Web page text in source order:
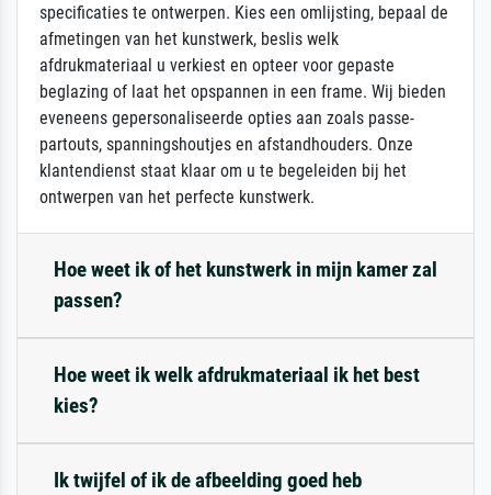
specificaties te ontwerpen. Kies een omlijsting, bepaal de
afmetingen van het kunstwerk, beslis welk
afdrukmateriaal u verkiest en opteer voor gepaste
beglazing of laat het opspannen in een frame. Wij bieden
eveneens gepersonaliseerde opties aan zoals passe-
partouts, spanningshoutjes en afstandhouders. Onze
klantendienst staat klaar om u te begeleiden bij het
ontwerpen van het perfecte kunstwerk.
Hoe weet ik of het kunstwerk in mijn kamer zal
passen?
Hoe weet ik welk afdrukmateriaal ik het best
kies?
Ik twijfel of ik de afbeelding goed heb